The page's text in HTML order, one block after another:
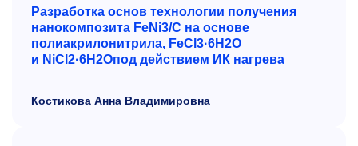
Разработка основ технологии получения
нанокомпозита FeNi3/С на основе
полиакрилонитрила, FeCl3·6H2O
и NiCl2·6H2Oпод действием ИК нагрева
Костикова Анна Владимировна